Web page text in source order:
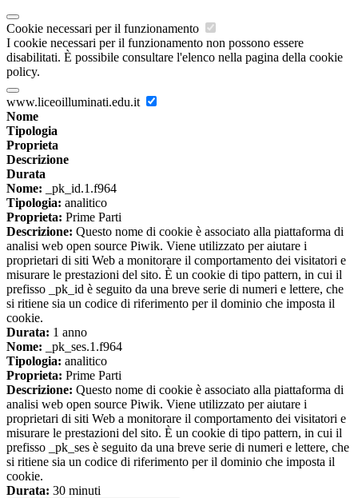
Cookie necessari per il funzionamento
I cookie necessari per il funzionamento non possono essere
disabilitati. È possibile consultare l'elenco nella pagina della cookie
policy.
www.liceoilluminati.edu.it
Nome
Tipologia
Proprieta
Descrizione
Durata
Nome: _pk_id.1.f964
Tipologia: analitico
Proprieta: Prime Parti
Descrizione: Questo nome di cookie è associato alla piattaforma di
analisi web open source Piwik. Viene utilizzato per aiutare i
proprietari di siti Web a monitorare il comportamento dei visitatori e
misurare le prestazioni del sito. È un cookie di tipo pattern, in cui il
prefisso _pk_id è seguito da una breve serie di numeri e lettere, che
si ritiene sia un codice di riferimento per il dominio che imposta il
cookie.
Durata: 1 anno
Nome: _pk_ses.1.f964
Tipologia: analitico
Proprieta: Prime Parti
Descrizione: Questo nome di cookie è associato alla piattaforma di
analisi web open source Piwik. Viene utilizzato per aiutare i
proprietari di siti Web a monitorare il comportamento dei visitatori e
misurare le prestazioni del sito. È un cookie di tipo pattern, in cui il
prefisso _pk_ses è seguito da una breve serie di numeri e lettere, che
si ritiene sia un codice di riferimento per il dominio che imposta il
cookie.
Durata: 30 minuti